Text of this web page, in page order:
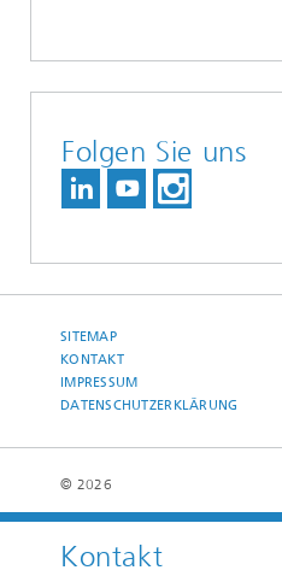
Kontakt
Folgen Sie uns
SITEMAP
KONTAKT
IMPRESSUM
DATENSCHUTZERKLÄRUNG
© 2026